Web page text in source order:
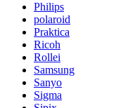
Philips
polaroid
Praktica
Ricoh
Rollei
Samsung
Sanyo
Sigma